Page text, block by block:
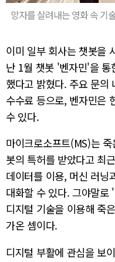
망자를 살려내는 영화 속 기
이미 일부 회사는 챗봇을
난 1월 챗봇 '벤자민'을
했다고 밝혔다. 주요 문의
수수료 등으로, 벤자민은
수 있다.
마이크로소프트(MS)는
봇의 특허를 받았다고 최
데이터를 이용, 머신 러닝
대화할 수 있다. 그야말
디지털 기술을 이용해 죽
가온 셈이다.
디지털 부활에 관심을 보